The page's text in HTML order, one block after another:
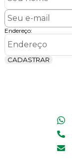
Endereço:
CADASTRAR